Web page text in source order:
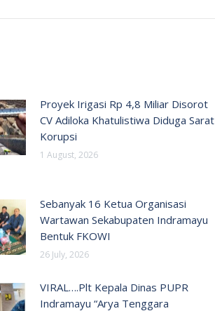
Proyek Irigasi Rp 4,8 Miliar Disorot
CV Adiloka Khatulistiwa Diduga Sarat
Korupsi
1 August, 2026
Sebanyak 16 Ketua Organisasi
Wartawan Sekabupaten Indramayu
Bentuk FKOWI
26 July, 2026
VIRAL….Plt Kepala Dinas PUPR
Indramayu “Arya Tenggara